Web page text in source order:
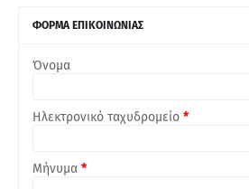
ΦΟΡΜΑ ΕΠΙΚΟΙΝΩΝΙΑΣ
Όνομα
Ηλεκτρονικό ταχυδρομείο *
Μήνυμα *